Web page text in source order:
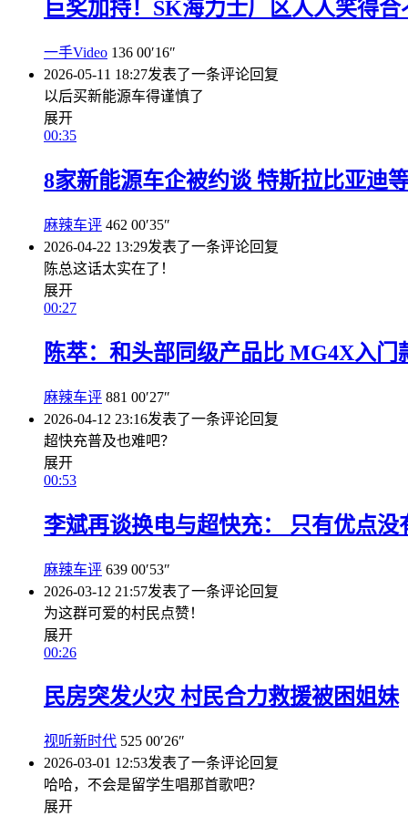
巨奖加持！SK海力士厂区人人笑得合
一手Video 136 00′16″
2026-05-11 18:27发表了一条评论回复
以后买新能源车得谨慎了
展开
00:35
8家新能源车企被约谈 特斯拉比亚迪
麻辣车评 462 00′35″
2026-04-22 13:29发表了一条评论回复
陈总这话太实在了！
展开
00:27
陈萃：和头部同级产品比 MG4X入门
麻辣车评 881 00′27″
2026-04-12 23:16发表了一条评论回复
超快充普及也难吧？
展开
00:53
李斌再谈换电与超快充： 只有优点
麻辣车评 639 00′53″
2026-03-12 21:57发表了一条评论回复
为这群可爱的村民点赞！
展开
00:26
民房突发火灾 村民合力救援被困姐妹
视听新时代 525 00′26″
2026-03-01 12:53发表了一条评论回复
哈哈，不会是留学生唱那首歌吧？
展开